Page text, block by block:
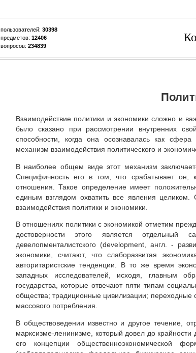
пользователей: 30398
предметов: 12406
вопросов: 234839
Взаимодействие политики и экономики сложно и
было сказано при рассмотрении внутренних
способности, когда она осознавалась как
механизм взаимодействия политического и
В наиболее общем виде этот механизм
Специфичность его в том, что срабатывает он,
отношения. Такое определение имеет
единым взглядом охватить все явления
взаимодействия политики и экономики.
В отношениях политики с экономикой отметим
достоверности этого является отдельный
девелопменталистского (development, англ. -
экономики, считают, что слаборазвитая
авторитаристские тенденции. В то же время
западных исследователей, исходя, главным
государства, которые отвечают пяти типам
общества; традиционные цивилизации;
массового потребления.
В обществоведении известно и другое течение,
марксизме-ленинизме, который довел до
его концепции общественноэкономической